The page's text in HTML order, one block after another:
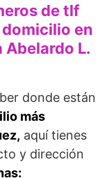
de tlf
en
L.
donde están
más
aquí tienes
y dirección